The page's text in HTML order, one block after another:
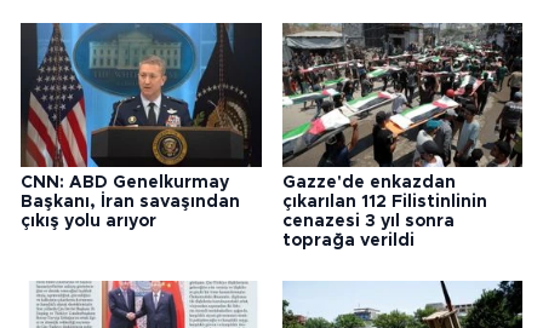
CNN: ABD Genelkurmay
Başkanı, İran savaşından
çıkış yolu arıyor
Gazze'de enkazdan
çıkarılan 112 Filistinlinin
cenazesi 3 yıl sonra
toprağa verildi